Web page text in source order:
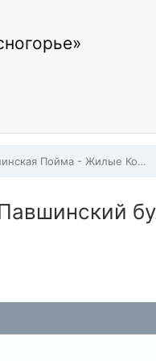
Павшинская Пойма - Жилые Комплексы, Строительство, Заселение, Дома по адресам